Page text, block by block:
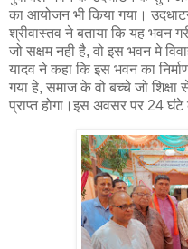
का आयोजन भी किया गया।
श्रीवास्तव ने बताया कि यह भवन
जो सक्षम नही है, वो इस भवन मे
यादव ने कहा कि इस भवन का
गया हे, समाज के वो बच्चे जो
प्राप्त होगा।इस अवसर पर 24